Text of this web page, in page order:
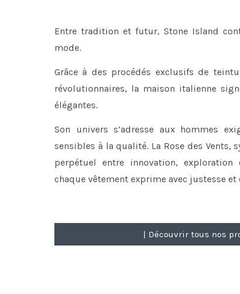
Entre tradition et futur, Stone Island
mode.
Grâce à des procédés exclusifs de
révolutionnaires, la maison italienne
élégantes.
Son univers s’adresse aux hommes
sensibles à la qualité. La Rose des Vents,
perpétuel entre innovation,
chaque vêtement exprime avec justesse et
| Découvrir tous nos